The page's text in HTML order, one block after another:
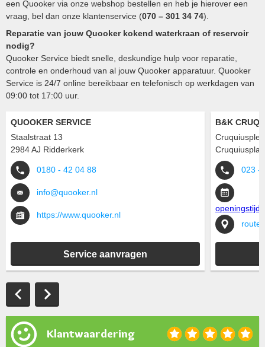
een Quooker via onze webshop bestellen en heb je hierover een
vraag, bel dan onze klantenservice (070 – 301 34 74).
Reparatie van jouw Quooker kokend waterkraan of reservoir
nodig?
Quooker Service biedt snelle, deskundige hulp voor reparatie,
controle en onderhoud van al jouw Quooker apparatuur. Quooker
Service is 24/7 online bereikbaar en telefonisch op werkdagen van
09:00 tot 17:00 uur.
QUOOKER SERVICE
Staalstraat 13
2984 AJ Ridderkerk
0180 - 42 04 88
info@quooker.nl
https://www.quooker.nl
Service aanvragen
B&K
023 -
Klantwaardering